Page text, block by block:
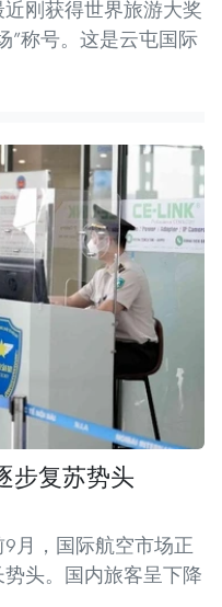
刚获得世界旅游大奖
”称号。这是云屯国际
步复苏势头
月，国际航空市场正
头。国内旅客呈下降